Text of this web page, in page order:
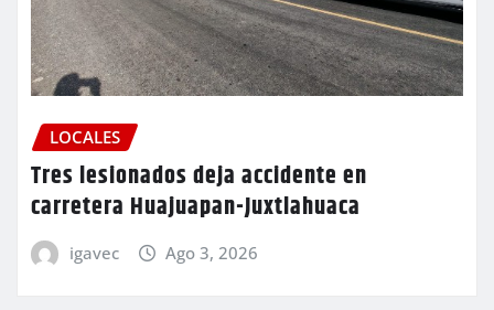
LOCALES
Tres lesionados deja accidente en
carretera Huajuapan-Juxtlahuaca
igavec Ago 3, 2026